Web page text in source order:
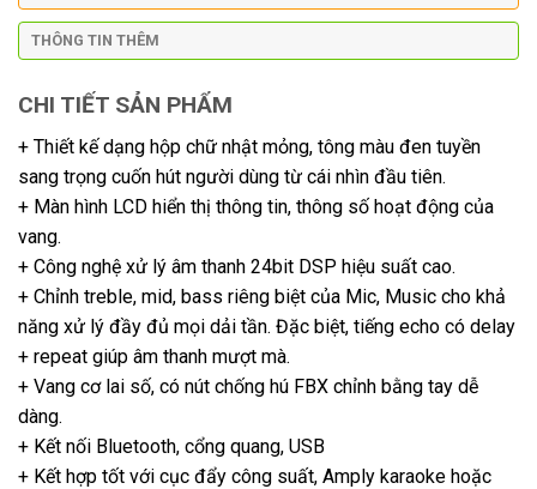
THÔNG TIN THÊM
CHI TIẾT SẢN PHẨM
+ Thiết kế dạng hộp chữ nhật mỏng, tông màu đen tuyền
sang trọng cuốn hút người dùng từ cái nhìn đầu tiên.
+ Màn hình LCD hiển thị thông tin, thông số hoạt động của
vang.
+ Công nghệ xử lý âm thanh 24bit DSP hiệu suất cao.
+ Chỉnh treble, mid, bass riêng biệt của Mic, Music cho khả
năng xử lý đầy đủ mọi dải tần. Đặc biệt, tiếng echo có delay
+ repeat giúp âm thanh mượt mà.
+ Vang cơ lai số, có nút chống hú FBX chỉnh bằng tay dễ
dàng.
+ Kết nối Bluetooth, cổng quang, USB
+ Kết hợp tốt với cục đẩy công suất, Amply karaoke hoặc